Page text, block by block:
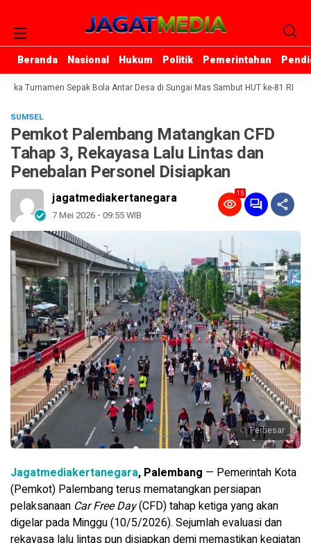
Beranda Nasional Hukum Politik Pemerintahan
Beranda Nasional Hukum Politik Pemerintahan
Turnamen Sepak Bola Antar Desa di Sungai Mas Sambut HUT ke-81 RI
SUMSEL
Pemkot Palembang Matangkan CFD
Tahap 3, Rekayasa Lalu Lintas dan
Penebalan Personel Disiapkan
jagatmediakertanegara
7 Mei 2026 - 09:55 WIB
15
Perbesar
Jagatmediakertanegara, Palembang — Pemerintah Kota
(Pemkot) Palembang terus mematangkan persiapan
pelaksanaan Car Free Day(CFD) tahap ketiga yang akan
digelar pada Minggu (10/5/2026). Sejumlah evaluasi dan